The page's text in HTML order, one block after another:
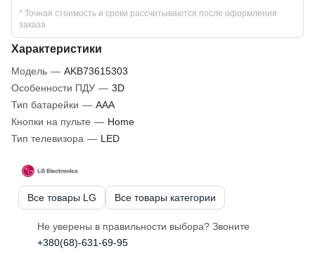
* Точная стоимость и сроки рассчитываются после оформления
заказа
Характеристики
Модель — AKB73615303
Особенности ПДУ — 3D
Тип батарейки — AAA
Кнопки на пульте — Home
Тип телевизора — LED
Все товары LG Все товары категории
Не уверены в правильности выбора? Звоните
+380(68)-631-69-95